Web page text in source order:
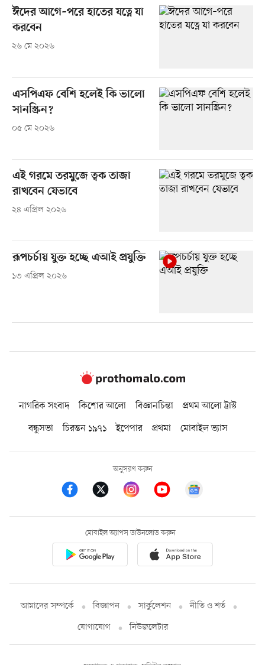
ঈদের আগে–পরে হাতের যত্নে যা
করবেন
২৬ মে ২০২৬
এসপিএফ বেশি হলেই কি ভালো
সানস্ক্রিন?
০৫ মে ২০২৬
এই গরমে তরমুজে ত্বক তাজা
রাখবেন যেভাবে
২৪ এপ্রিল ২০২৬
রূপচর্চায় যুক্ত হচ্ছে এআই প্রযুক্তি
১৩ এপ্রিল ২০২৬
নাগরিক সংবাদ কিশোর আলো বিজ্ঞানচিন্তা
প্রথম আলো ট্রাস্ট
বন্ধুসভা
চিরন্তন ১৯৭১ ইপেপার প্রথমা মোবাইল ভ্যাস
অনুসরণ করুন
মোবাইল অ্যাপস ডাউনলোড করুন
আমাদের সম্পর্কে বিজ্ঞাপন সার্কুলেশন
নীতি ও শর্ত
যোগাযোগ
নিউজলেটার